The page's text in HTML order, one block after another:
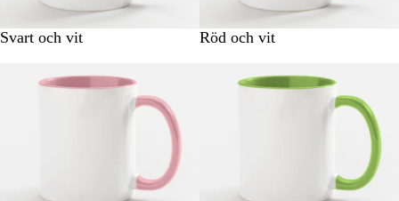
Svart och vit Röd och vit